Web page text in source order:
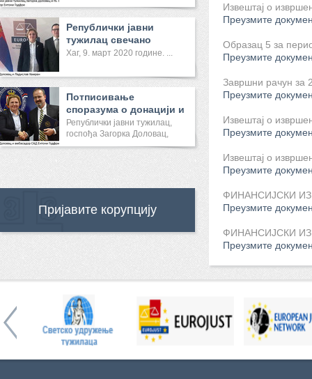
Извештај о
Преузмите
Образац 5 за
Преузмите
Завршни рачун за
Преузмите
Извештај о
Преузмите
Извештај о
Преузмите
ФИНАНСИЈСКИ
Преузмите
ФИНАНСИЈСКИ
Преузмите
...
Републички јавни
тужилац свечано
отворила Канце...
Хаг, 9. март 2020 године. ...
Потписивање
споразума о донацији и
састанак са ...
Републички јавни тужилац,
госпођа Загорка Доловац,
саст...
Пријавите корупцију